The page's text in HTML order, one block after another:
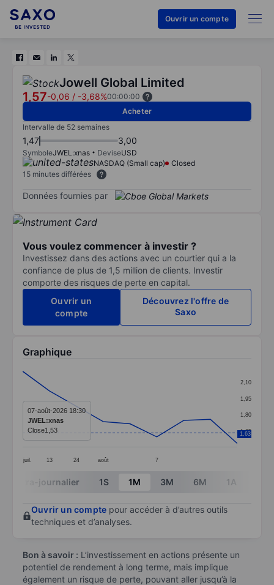
Ouvrir un compte
Jowell Global Limited
1,57-0,06 / -3,68%00:00:00
Acheter
Intervalle de 52 semaines
1,47 3,00
SymboleJWEL:xnas DeviseUSD
NASDAQ (Small cap)
Closed
15 minutes différées
Données fournies par
Vous voulez commencer à investir ?
Investissez dans des actions avec un courtier qui a la
confiance de plus de 1,5 million de clients. Investir
comporte des risques de perte en capital.
Ouvrir un
compte
Découvrez l'offre de
Saxo
Graphique
Line chart with 9 data points.
The chart has 1 X axis displaying categories.
The chart has 1 Y axis displaying values. Data ranges
juil. 13 24 août 7
1,65
1,80
1,95
2,10
1,63
07-août-2026 18:30
JWEL:xnas
Close1,53
End of interactive chart.
Intra-journalier 1S 1M 3M 6M 1A
Ouvrir un compte pour accéder à d’autres outils
techniques et d’analyses.
Bon à savoir : L’investissement en actions présente un
potentiel de rendement à long terme, mais implique
également un risque de perte, pouvant aller jusqu’à la